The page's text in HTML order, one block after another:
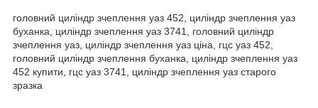
головний циліндр зчеплення уаз 452, циліндр зчеплення уаз
буханка, циліндр зчеплення уаз 3741, головний циліндр
зчеплення уаз, циліндр зчеплення уаз ціна, гцс уаз 452,
головний циліндр зчеплення буханка, циліндр зчеплення уаз
452 купити, гцс уаз 3741, циліндр зчеплення уаз старого
зразка